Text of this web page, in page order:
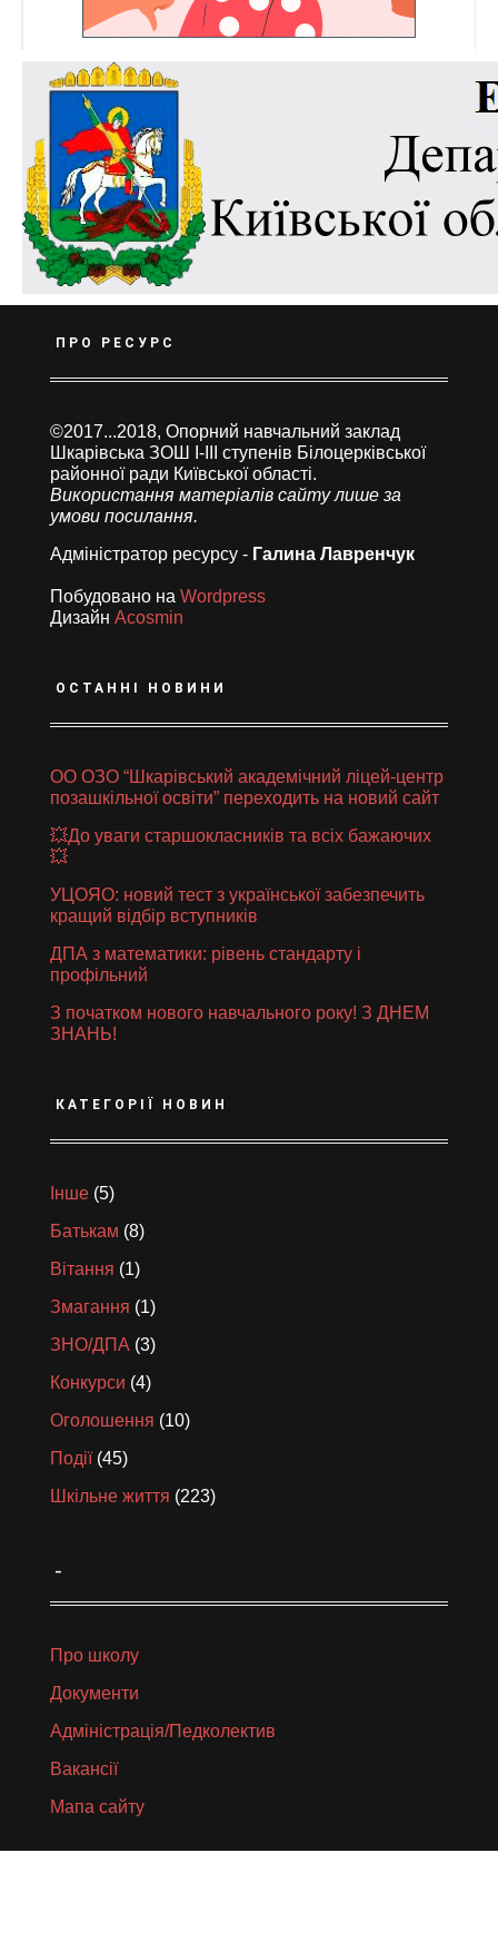
ПРО РЕСУРС
©2017...2018, Опорний навчальний заклад
Шкарівська ЗОШ І-ІІІ ступенів Білоцерківської
районної ради Київської області.
Використання матеріалів сайту лише за
умови посилання.
Адміністратор ресурсу - Галина Лавренчук
Побудовано на Wordpress
Дизайн Acosmin
ОСТАННІ НОВИНИ
ОО ОЗО “Шкарівський академічний ліцей-центр
позашкільної освіти” переходить на новий сайт
💥До уваги старшокласників та всіх бажаючих
💥
УЦОЯО: новий тест з української забезпечить
кращий відбір вступників
ДПА з математики: рівень стандарту і
профільний
З початком нового навчального року! З ДНЕМ
ЗНАНЬ!
КАТЕГОРІЇ НОВИН
Інше (5)
Батькам (8)
Вітання (1)
Змагання (1)
ЗНО/ДПА (3)
Конкурси (4)
Оголошення (10)
Події(45)
Шкільне життя (223)
_
Про школу
Документи
Адміністрація/Педколектив
Вакансії
Мапа сайту